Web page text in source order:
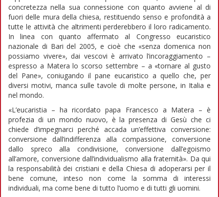
concretezza nella sua connessione con quanto avviene al di
fuori delle mura della chiesa, restituendo senso e profondità a
tutte le attività che altrimenti perderebbero il loro radicamento.
In linea con quanto affermato al Congresso eucaristico
nazionale di Bari del 2005, e cioè che «senza domenica non
possiamo vivere», dai vescovi è arrivato l’incoraggiamento –
espresso a Matera lo scorso settembre – a «tornare al gusto
del Pane», coniugando il pane eucaristico a quello che, per
diversi motivi, manca sulle tavole di molte persone, in Italia e
nel mondo.
«L’eucaristia – ha ricordato papa Francesco a Matera – è
profezia di un mondo nuovo, è la presenza di Gesù che ci
chiede d’impegnarci perché accada un’effettiva conversione:
conversione dall’indifferenza alla compassione, conversione
dallo spreco alla condivisione, conversione dall’egoismo
all’amore, conversione dall’individualismo alla fraternità». Da qui
la responsabilità dei cristiani e della Chiesa di adoperarsi per il
bene comune, inteso non come la somma di interessi
individuali, ma come bene di tutto l’uomo e di tutti gli uomini.